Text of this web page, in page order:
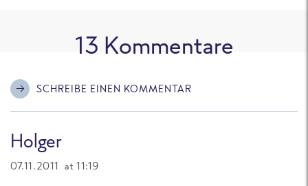
13 Kommentare
SCHREIBE EINEN KOMMENTAR
Holger
07.11.2011 at 11:19